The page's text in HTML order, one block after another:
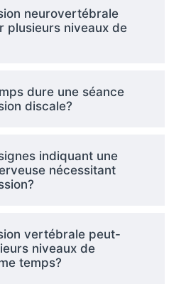
neurovertébrale
plusieurs niveaux de
dure une séance
discale?
indiquant une
nécessitant
vertébrale peut-
niveaux de
temps?